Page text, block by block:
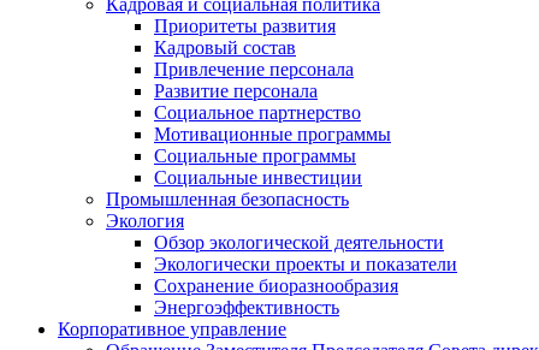
Кадровая и социальная политика
Приоритеты развития
Кадровый состав
Привлечение персонала
Развитие персонала
Социальное партнерство
Мотивационные программы
Социальные программы
Социальные инвестиции
Промышленная безопасность
Экология
Обзор экологической деятельности
Экологически проекты и показатели
Сохранение биоразнообразия
Энергоэффективность
Корпоративное управление